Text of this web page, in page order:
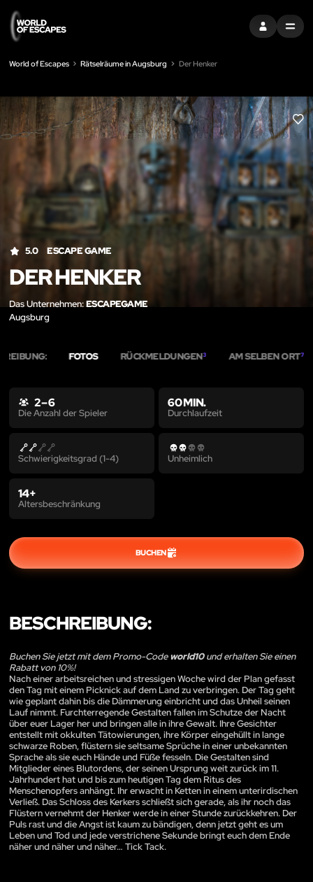
EINTRAGEN
MENU
World of Escapes Rätselräume in Augsburg Der Henker
LIKE
5.0 ESCAPE GAME
DER HENKER
Das Unternehmen:ESCAPEGAME
Augsburg
FOTOS RÜCKMELDUNGEN3 AM SELBEN ORT7
2 – 6
Die Anzahl der Spieler
60 MIN.
Durchlaufzeit
Schwierigkeitsgrad (1-4) Unheimlich
14+
Altersbeschränkung
BUCHEN
BESCHREIBUNG:
Buchen Sie jetzt mit dem Promo-Codeworld10und erhalten Sie einen
Rabatt von 10%!
Nach einer arbeitsreichen und stressigen Woche wird der Plan gefasst
den Tag mit einem Picknick auf dem Land zu verbringen. Der Tag geht
wie geplant dahin bis die Dämmerung einbricht und das Unheil seinen
Lauf nimmt. Furchterregende Gestalten fallen im Schutze der Nacht
über euer Lager her und bringen alle in ihre Gewalt. Ihre Gesichter
entstellt mit okkulten Tätowierungen, ihre Körper eingehüllt in lange
schwarze Roben, flüstern sie seltsame Sprüche in einer unbekannten
Sprache als sie euch Hände und Füße fesseln. Die Gestalten sind
Mitglieder eines Blutordens, der seinen Ursprung weit zurück im 11.
Jahrhundert hat und bis zum heutigen Tag dem Ritus des
Menschenopfers anhängt. Ihr erwacht in Ketten in einem unterirdischen
Verließ. Das Schloss des Kerkers schließt sich gerade, als ihr noch das
Flüstern vernehmt der Henker werde in einer Stunde zurückkehren. Der
Puls rast und die Angst ist kaum zu bändigen, denn jetzt geht es um
Leben und Tod und jede verstrichene Sekunde bringt euch dem Ende
näher und näher und näher… Tick Tack.